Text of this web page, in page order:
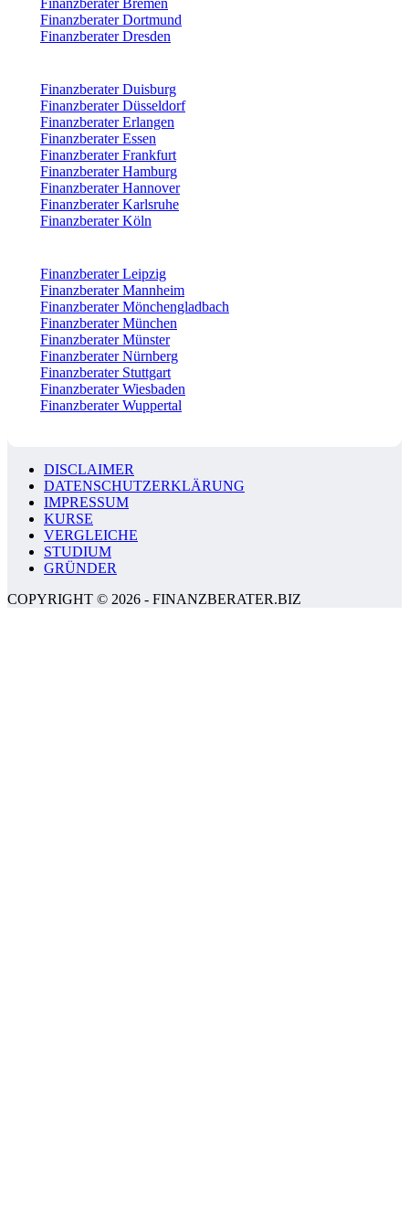
Finanzberater Bremen
Finanzberater Dortmund
Finanzberater Dresden
Finanzberater Duisburg
Finanzberater Düsseldorf
Finanzberater Erlangen
Finanzberater Essen
Finanzberater Frankfurt
Finanzberater Hamburg
Finanzberater Hannover
Finanzberater Karlsruhe
Finanzberater Köln
Finanzberater Leipzig
Finanzberater Mannheim
Finanzberater Mönchengladbach
Finanzberater München
Finanzberater Münster
Finanzberater Nürnberg
Finanzberater Stuttgart
Finanzberater Wiesbaden
Finanzberater Wuppertal
DISCLAIMER
DATENSCHUTZERKLÄRUNG
IMPRESSUM
KURSE
VERGLEICHE
STUDIUM
GRÜNDER
COPYRIGHT © 2026 - FINANZBERATER.BIZ